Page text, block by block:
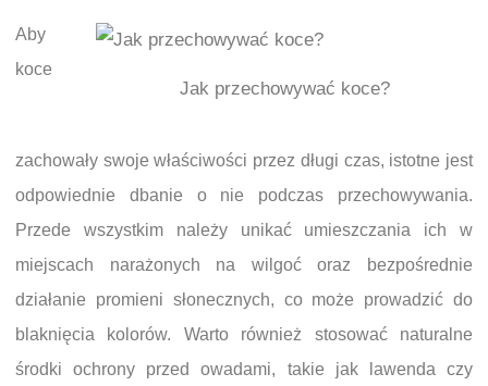
Jak przechowywać koce?
Aby
koce
zachowały swoje właściwości przez długi czas, istotne jest
odpowiednie dbanie o nie podczas przechowywania.
Przede wszystkim należy unikać umieszczania ich w
miejscach narażonych na wilgoć oraz bezpośrednie
działanie promieni słonecznych, co może prowadzić do
blaknięcia kolorów. Warto również stosować naturalne
środki ochrony przed owadami, takie jak lawenda czy